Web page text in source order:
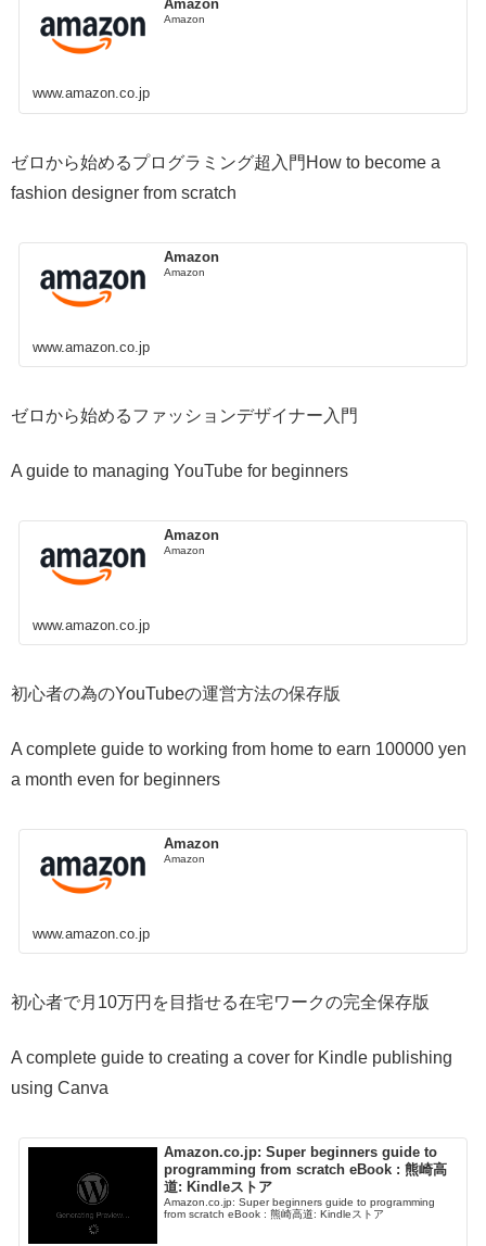
Amazon
Amazon
www.amazon.co.jp
ゼロから始めるプログラミング超入門How to become a
fashion designer from scratch
Amazon
Amazon
www.amazon.co.jp
ゼロから始めるファッションデザイナー入門
A guide to managing YouTube for beginners
Amazon
Amazon
www.amazon.co.jp
初心者の為のYouTubeの運営方法の保存版
A complete guide to working from home to earn 100000 yen
a month even for beginners
Amazon
Amazon
www.amazon.co.jp
初心者で月10万円を目指せる在宅ワークの完全保存版
A complete guide to creating a cover for Kindle publishing
using Canva
Amazon.co.jp: Super beginners guide to
programming from scratch eBook : 熊崎高
道: Kindleストア
Amazon.co.jp: Super beginners guide to programming
from scratch eBook : 熊崎高道: Kindleストア